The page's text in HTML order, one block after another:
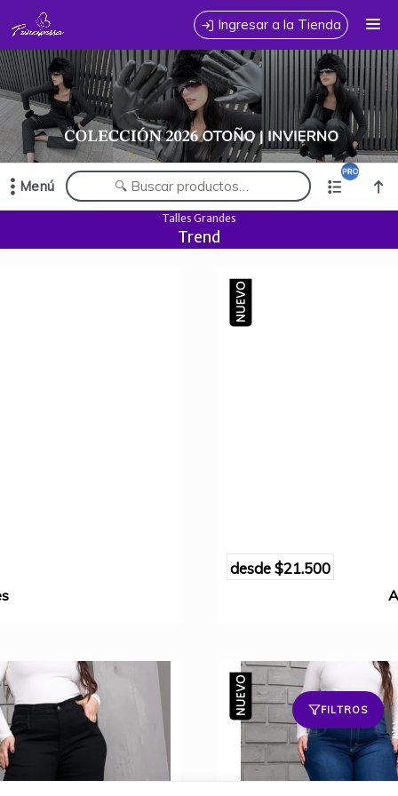
Comprá online productos de en PRINCIPESSA JEANS MAYORISTA
Ingresar a la Tienda
CÓMO COMPRAR
TABLA DE TALLES
CONTACTO
Menú
Comprá online productos de en PRINCIPESSA JEANS MAYORISTA
FILTROS
Talles Grandes
Trend
desde$21.500